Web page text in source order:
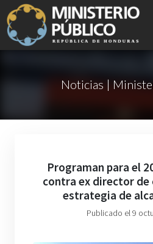
Noticias |
Programan para el
contra ex director de
estrategia de
Publicado el 9